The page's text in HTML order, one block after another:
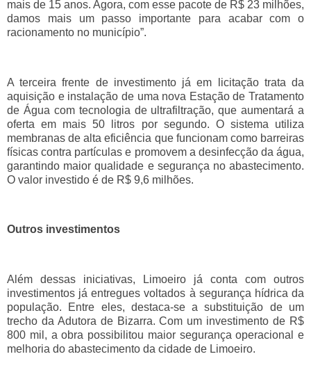
mais de 15 anos. Agora, com esse pacote de R$ 23 milhões,
damos mais um passo importante para acabar com o
racionamento no município”.
A terceira frente de investimento já em licitação trata da
aquisição e instalação de uma nova Estação de Tratamento
de Água com tecnologia de ultrafiltração, que aumentará a
oferta em mais 50 litros por segundo. O sistema utiliza
membranas de alta eficiência que funcionam como barreiras
físicas contra partículas e promovem a desinfecção da água,
garantindo maior qualidade e segurança no abastecimento.
O valor investido é de R$ 9,6 milhões.
Outros investimentos
Além dessas iniciativas, Limoeiro já conta com outros
investimentos já entregues voltados à segurança hídrica da
população. Entre eles, destaca-se a substituição de um
trecho da Adutora de Bizarra. Com um investimento de R$
800 mil, a obra possibilitou maior segurança operacional e
melhoria do abastecimento da cidade de Limoeiro.